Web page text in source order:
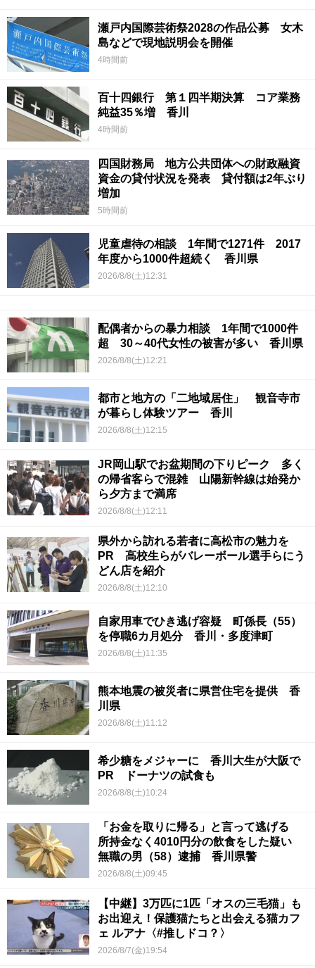
瀬戸内国際芸術祭2028の作品公募 女木
島などで現地説明会を開催
4時間前
百十四銀行 第１四半期決算 コア業務
純益35％増 香川
4時間前
四国財務局 地方公共団体への財政融資
資金の貸付状況を発表 貸付額は2年ぶり
増加
5時間前
児童虐待の相談 1年間で1271件 2017
年度から1000件超続く 香川県
2026/8/8(土)12:31
配偶者からの暴力相談 1年間で1000件
超 30～40代女性の被害が多い 香川県
2026/8/8(土)12:21
都市と地方の「二地域居住」 観音寺市
が暮らし体験ツアー 香川
2026/8/8(土)12:15
JR岡山駅でお盆期間の下りピーク 多く
の帰省客らで混雑 山陽新幹線は始発か
ら夕方まで満席
2026/8/8(土)12:11
県外から訪れる若者に高松市の魅力を
PR 高校生らがバレーボール選手らにう
どん店を紹介
2026/8/8(土)12:10
自家用車でひき逃げ容疑 町係長（55）
を停職6カ月処分 香川・多度津町
2026/8/8(土)11:35
熊本地震の被災者に県営住宅を提供 香
川県
2026/8/8(土)11:12
希少糖をメジャーに 香川大生が大阪で
PR ドーナツの試食も
2026/8/8(土)10:24
「お金を取りに帰る」と言って逃げる
所持金なく4010円分の飲食をした疑い
無職の男（58）逮捕 香川県警
2026/8/8(土)09:45
【中継】3万匹に1匹「オスの三毛猫」も
お出迎え！保護猫たちと出会える猫カフ
ェ ルアナ〈#推しドコ？〉
2026/8/7(金)19:54